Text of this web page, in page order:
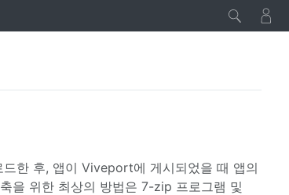
한 후, 앱이 Viveport에 게시되었을 때 앱의
을 위한 최상의 방법은 7-zip 프로그램 및